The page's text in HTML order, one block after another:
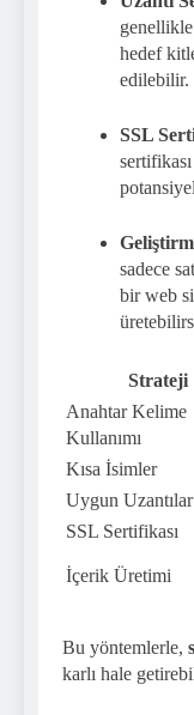
hedef
edilebilir.
SSL
sadece
bir web
Strateji
Anahtar Kelime
Kullanımı
Kısa İsimler
Uygun Uzantılar
SSL Sertifikası
İçerik Üretimi
Bu yöntemlerle,
karlı hale